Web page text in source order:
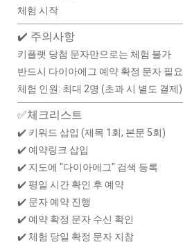
체험 시작
✔️ 주의사항
키플랫 당첨 문자만으로는 체험 불가
반드시 다이아에그 예약 확정 문자 필요
체험 인원: 최대 2명 (초과 시 별도 결제)
✅체크리스트
✔️ 키워드 삽입 (제목 1회, 본문 5회)
✔️ 예약링크 삽입
✔️ 지도에 "다이아에그" 검색 등록
✔️ 평일 시간 확인 후 예약
✔️ 문자 예약 진행
✔️ 예약 확정 문자 수신 확인
✔️ 체험 당일 확정 문자 지참